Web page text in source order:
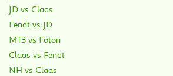
JD vs Claas
Fendt vs JD
МТЗ vs Foton
Claas vs Fendt
NH vs Claas